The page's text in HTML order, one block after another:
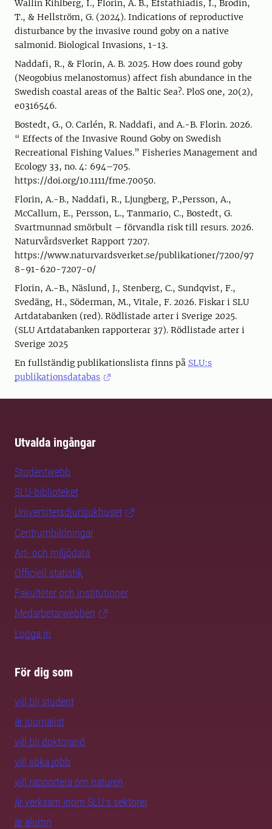
Wallin Kihlberg, I., Florin, A. B., Efstathiadis, I., Brodin,
T., & Hellström, G. (2024). Indications of reproductive
disturbance by the invasive round goby on a native
salmonid. Biological Invasions, 1-13.
Naddafi, R., & Florin, A. B. 2025. How does round goby
(Neogobius melanostomus) affect fish abundance in the
Swedish coastal areas of the Baltic Sea?. PloS one, 20(2),
e0316546.
Bostedt, G., O. Carlén, R. Naddafi, and A.-B. Florin. 2026.
“ Effects of the Invasive Round Goby on Swedish
Recreational Fishing Values.” Fisheries Management and
Ecology 33, no. 4: 694–705.
https://doi.org/10.1111/fme.70050.
Florin, A.-B., Naddafi, R., Ljungberg, P.,Persson, A.,
McCallum, E., Persson, L., Tanmario, C., Bostedt, G.
Svartmunnad smörbult – förvandla risk till resurs. 2026.
Naturvårdsverket Rapport 7207.
https://www.naturvardsverket.se/publikationer/7200/97
8-91-620-7207-0/
Florin, A.-B., Näslund, J., Stenberg, C., Sundqvist, F.,
Svedäng, H., Söderman, M., Vitale, F. 2026. Fiskar i SLU
Artdatabanken (red). Rödlistade arter i Sverige 2025.
(SLU Artdatabanken rapporterar 37). Rödlistade arter i
Sverige 2025
En fullständig publikationslista finns på SLU:s
publikationsdatabas
Utvalda ingångar
Studentwebb
SLU-biblioteket
Universitetsdjursjukhuset
Centrumbildningar
Art- och miljödata
Officiell statistik
Fakulteter och institutioner
Medarbetarwebben
Logga in
För dig som
vill bli student
är journalist
vill bli doktorand
vill söka jobb
vill rapportera om naturen
är verksam inom SLU:s sektorer
är alumn